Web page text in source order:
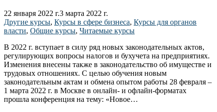
22 января 2022 г.3 марта 2022 г.
Другие курсы, Курсы в сфере бизнеса, Курсы для органов
власти, Общие курсы, Читаемые курсы
В 2022 г. вступает в силу ряд новых законодательных актов,
регулирующих вопросы налогов и бухучета на предприятиях.
Изменения внесены также в законодательство об имуществе и
трудовых отношениях. С целью обучения новым
законодательным актам и обмена опытом работы 28 февраля –
1 марта 2022 г. в Москве в онлайн- и офлайн-форматах
прошла конференция на тему: «Новое…